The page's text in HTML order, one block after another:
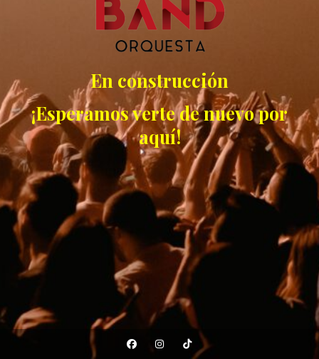
En construcción
¡Esperamos verte de nuevo por
aquí!